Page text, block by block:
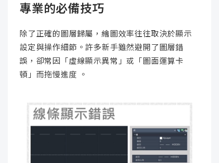
專業的必備技巧
除了正確的圖層歸屬，繪圖效率往往取決於顯示
設定與操作細節。許多新手雖然避開了圖層錯
誤，卻常因「虛線顯示異常」或「圖面運算卡
頓」而拖慢進度 。